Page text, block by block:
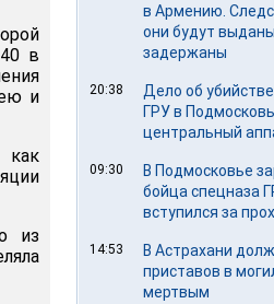
в
и
как
из
в Армению.
они будут
задержаны
20:38
Дело об
ГРУ в
центральный
09:30
В Подмосковье
бойца спецназа
вступился за
14:53
В Астрахани
приставов в
мертвым